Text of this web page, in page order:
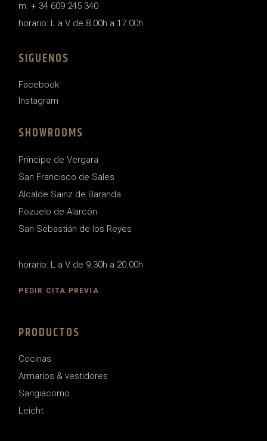
m. + 34 609 245 340
horario: L a V de 8.00h a 17.00h
SIGUENOS
Facebook
Instagram
SHOWROOMS
Príncipe de Vergara
San Francisco de Sales
Alcalde Sainz de Baranda
Pozuelo de Alarcón
San Sebastián de los Reyes
horario: L a V de 9.30h a 20.00h
PEDIR CITA PREVIA
PRODUCTOS
Cocinas
Armarios & vestidores
Sangiacomo
Leicht